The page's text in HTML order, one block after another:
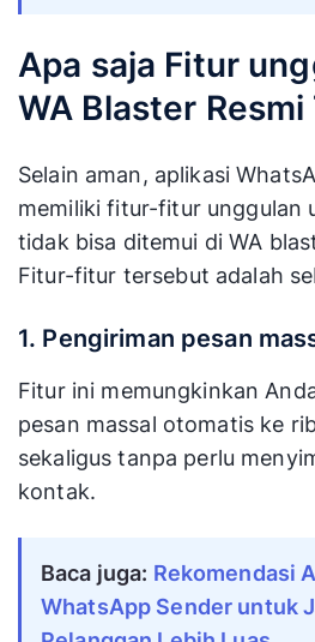
Apa saja Fitur
WA Blaster
Selain aman, aplikasi
memiliki fitur-fitur unggulan
tidak bisa ditemui di WA
Fitur-fitur tersebut adalah
1. Pengiriman pesan
Fitur ini memungkinkan
pesan massal otomatis ke
sekaligus tanpa perlu
kontak.
Baca juga: Rekomendasi
WhatsApp Sender untuk